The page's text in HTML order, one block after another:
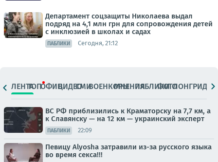
Департамент соцзащиты Николаева выдал
подряд на 4,1 млн грн для сопровождения детей
с инклюзией в школах и садах
ПАБЛИКИ Сегодня, 21:12
ЛЕНТАТОПОФИЦ.ВИДЕОСМИВОЕНКОРЫМНЕНИЯПАБЛИКИ
ФОТОЛОНГРИДЫ
ВС РФ приблизились к Краматорску на 7,7 км, а
к Славянску — на 12 км — украинский эксперт
ПАБЛИКИ 22:09
Певицу Alyosha затравили из-за русского языка
во время секса!!!